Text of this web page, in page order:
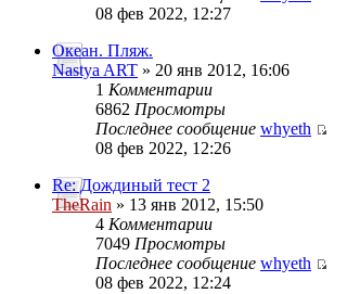
08 фев 2022, 12:27
Океан. Пляж.
Nastya ART » 20 янв 2012, 16:06
1 Комментарии
6862 Просмотры
Последнее сообщение whyeth
08 фев 2022, 12:26
Re: Дождиный тест 2
TheRain » 13 янв 2012, 15:50
4 Комментарии
7049 Просмотры
Последнее сообщение whyeth
08 фев 2022, 12:24